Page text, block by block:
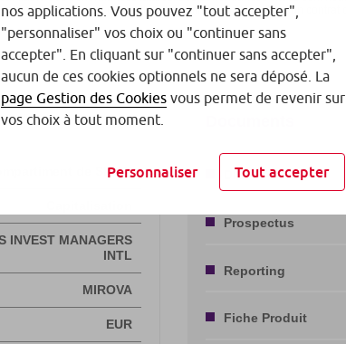
nos applications. Vous pouvez "tout accepter",
"personnaliser" vos choix ou "continuer sans
accepter". En cliquant sur "continuer sans accepter",
aucun de ces cookies optionnels ne sera déposé. La
page Gestion des Cookies vous permet de revenir sur
vos choix à tout moment.
Personnaliser Tout accepter